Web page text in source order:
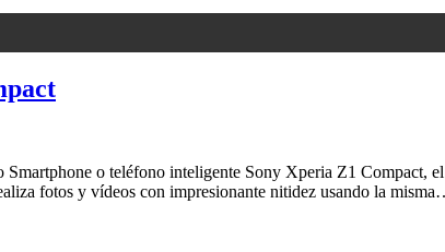
o teléfono inteligente Sony Xperia Z1 Compact,
fotos y vídeos con impresionante nitidez usando la